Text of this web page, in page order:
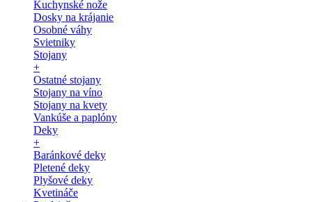
Kuchynské nože
Dosky na krájanie
Osobné váhy
Svietniky
Stojany
+
Ostatné stojany
Stojany na víno
Stojany na kvety
Vankúše a paplóny
Deky
+
Baránkové deky
Pletené deky
Plyšové deky
Kvetináče